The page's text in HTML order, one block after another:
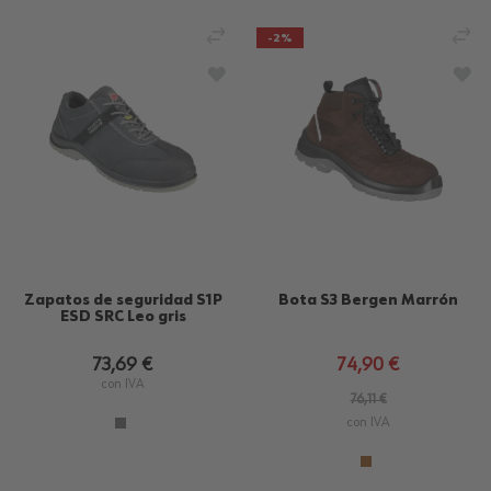
Zapatos de seguridad S1P
ESD SRC Leo gris
73,69 €
con IVA
AÑADIR PARA COMPARAR
-2%
Bota S3 Bergen Marrón
74,90 €
76,11 €
con IVA